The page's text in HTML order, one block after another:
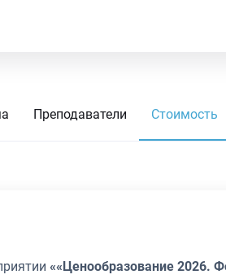
Преподаватели Стоимость
««Ценообразование 2026.